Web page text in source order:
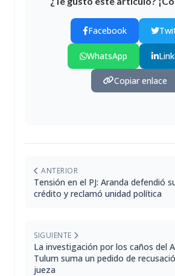
Facebook
WhatsApp
Copiar enlace
ANTERIOR
Tensión en el PJ: Aranda defendió
crédito y reclamó unidad política
SIGUIENTE
La investigación por los caños del
Tulum suma un pedido de
jueza